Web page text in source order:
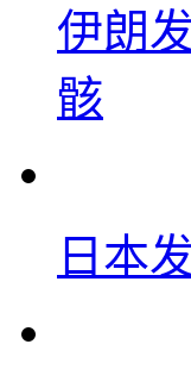
伊朗
骸
日本